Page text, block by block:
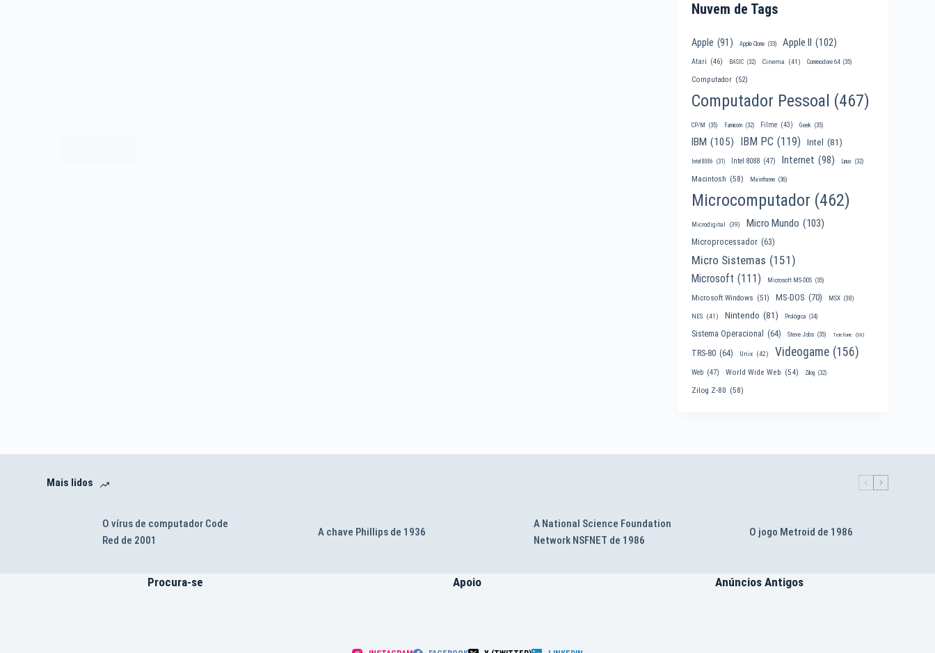
Nuvem de Tags
Apple (91) Apple Clone (33) Apple II (102)
Atari (46) BASIC (32) Cinema (41) Commodore 64 (35)
Computador (52)
Computador Pessoal (467)
CP/M (35) Famicom (32) Filme (43) Geek (35)
IBM (105) IBM PC (119) Intel (81)
Intel 8086 (31) Intel 8088 (47) Internet (98) Linux (32)
Macintosh (58) Mainframe (36)
Microcomputador (462)
Microdigital (39) Micro Mundo (103)
Microprocessador (63)
Micro Sistemas (151)
Microsoft (111) Microsoft MS-DOS (35)
Microsoft Windows (51) MS-DOS (70) MSX (38)
NES (41) Nintendo (81) Prológica (34)
Sistema Operacional (64) Steve Jobs (35) Telefone (30)
TRS-80 (64) Unix (42) Videogame (156)
Web (47) World Wide Web (54) Zilog (32)
Zilog Z-80 (58)
Mais lidos
O vírus de computador Code
Red de 2001
A chave Phillips de 1936
A National Science Foundation
Network NSFNET de 1986
O jogo Metroid de 1986
Procura-se Apoio Anúncios Antigos